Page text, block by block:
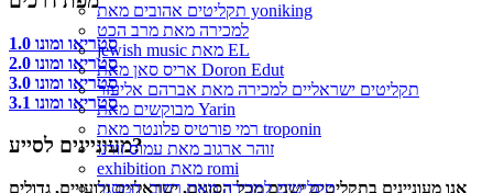
תקליטים אהובים מאת yoniking
למכירה מאת מרב הכט
jewish music מאת EL
אריס סאן מאת Doron Edut
תקליטים ישראליים למכירה מאת אברהם אליעזר
מבוקשים מאת Yarin
רמי פורטיס פלונטר מאת troponin
זוהר ארגוב מאת עמוס זורנו
exhibition מאת romi
תקליטים למכירה מאת רחוב_המסגר
סטריאו ומונו 1.0
סטריאו ומונו 2.0
סטריאו ומונו 3.0
סטריאו ומונו 3.1
מעוניינים לסייע?
אנו מעוניינים בתקליטים ישנים מכל הסוגים, ישראליים ולועזיים, גדולים